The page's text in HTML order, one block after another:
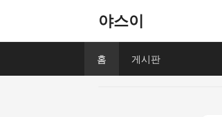
야스이
홈 게시판